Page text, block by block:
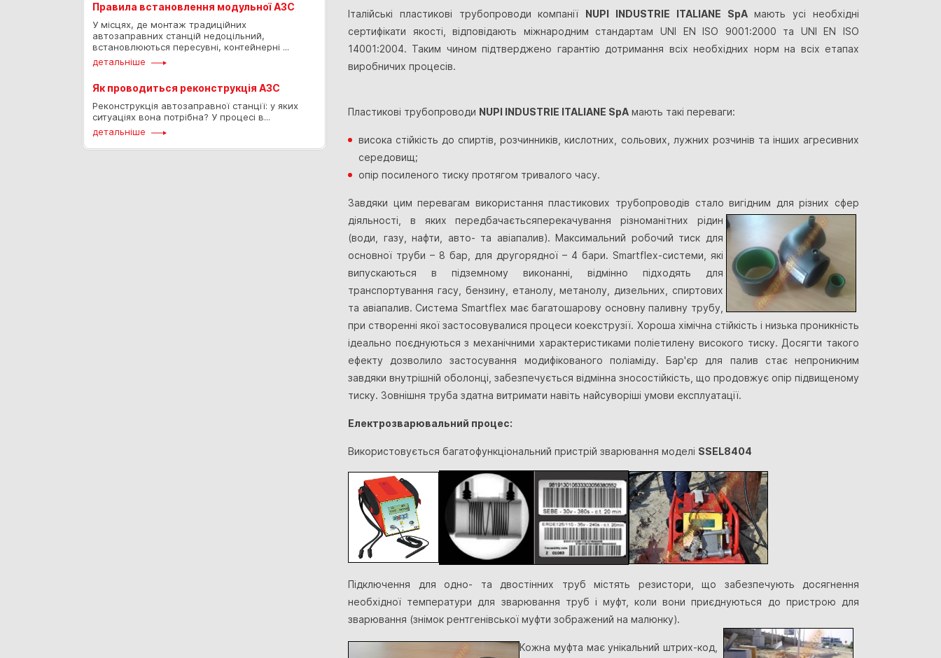
Правила встановлення модульної АЗС
У місцях, де монтаж традиційних
автозаправних станцій недоцільний,
встановлюються пересувні, контейнерні ...
детальніше
Як проводиться реконструкція АЗС
Реконструкція автозаправної станції: у яких
ситуаціях вона потрібна? У процесі в...
детальніше
Італійські пластикові трубопроводи компанії NUPI INDUSTRIE ITALIANE SpAмають усі необхідні
сертифікати якості, відповідають міжнародним стандартам UNI EN ISO 9001:2000 та UNI EN ISO
14001:2004. Таким чином підтверджено гарантію дотримання всіх необхідних норм на всіх етапах
виробничих процесів.
Пластикові трубопроводи NUPI INDUSTRIE ITALIANE SpA мають такі переваги:
висока стійкість до спиртів, розчинників, кислотних, сольових, лужних розчинів та інших агресивних
середовищ;
опір посиленого тиску протягом тривалого часу.
Завдяки цим перевагам використання пластикових трубопроводів стало вигідним для різних сфер
діяльності, в яких передбачаєтьсяперекачування різноманітних рідин
(води, газу, нафти, авто- та авіапалив). Максимальний робочий тиск для
основної труби – 8 бар, для другорядної – 4 бари. Smartflex-системи, які
випускаються в підземному виконанні, відмінно підходять для
транспортування гасу, бензину, етанолу, метанолу, дизельних, спиртових
та авіапалив. Система Smartflex має багатошарову основну паливну трубу,
при створенні якої застосовувалися процеси коекструзії. Хороша хімічна стійкість і низька проникність
ідеально поєднуються з механічними характеристиками поліетилену високого тиску. Досягти такого
ефекту дозволило застосування модифікованого поліаміду. Бар'єр для палив стає непроникним
завдяки внутрішній оболонці, забезпечується відмінна зносостійкість, що продовжує опір підвищеному
тиску. Зовнішня труба здатна витримати навіть найсуворіші умови експлуатації.
Електрозварювальний процес:
Використовується багатофункціональний пристрій зварювання моделі SSEL8404
Підключення для одно- та двостінних труб містять резистори, що забезпечують досягнення
необхідної температури для зварювання труб і муфт, коли вони приєднуються до пристрою для
зварювання (знімок рентгенівської муфти зображений на малюнку).
Кожна муфта маєунікальний штрих-код,